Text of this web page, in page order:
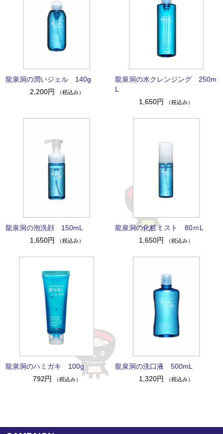
龍泉洞の潤いジェル 140g
2,200円
（税込み）
龍泉洞の水クレンジング 250m
L
1,650円
（税込み）
龍泉洞の泡洗顔 150mL
1,650円
（税込み）
龍泉洞の化粧ミスト 80ｍL
1,650円
（税込み）
龍泉洞のハミガキ 100g
792円
（税込み）
龍泉洞の洗口液 500mL
1,320円
（税込み）